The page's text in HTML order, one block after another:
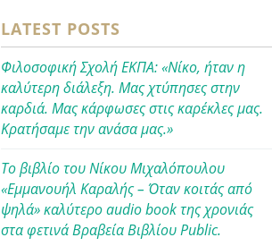
LATEST POSTS
Φιλοσοφική Σχολή ΕΚΠΑ: «Νίκο, ήταν η
καλύτερη διάλεξη. Μας χτύπησες στην
καρδιά. Μας κάρφωσες στις καρέκλες μας.
Κρατήσαμε την ανάσα μας.»
Το βιβλίο του Νίκου Μιχαλόπουλου
«Εμμανουήλ Καραλής – Όταν κοιτάς από
ψηλά» καλύτερο audio book της χρονιάς
στα φετινά Βραβεία Βιβλίου Public.